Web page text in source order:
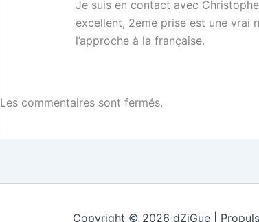
Je suis en contact avec
excellent, 2eme prise est une vrai
l’approche à la française.
Les commentaires sont fermés.
Copyright © 2026 dZiGue |